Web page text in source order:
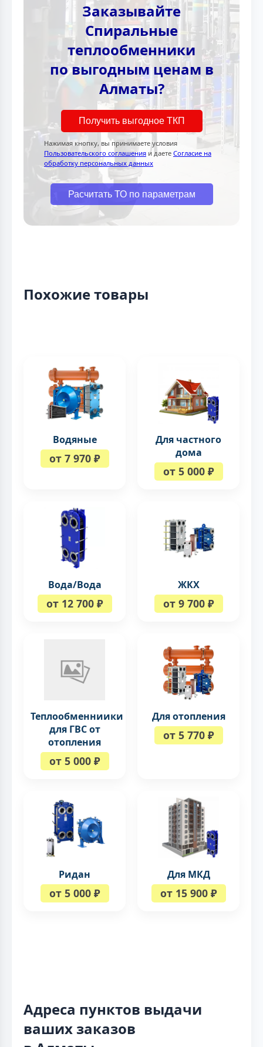
Заказывайте
Спиральные
теплообменники
по выгодным ценам в
Алматы?
Получить выгодное ТКП
Нажимая кнопку, вы принимаете условия
Пользовательского соглашения и даете Согласие на
обработку персональных данных
Расчитать ТО по параметрам
Похожие товары
Водяные
от 7 970 ₽
Для частного
дома
от 5 000 ₽
Вода/Вода
от 12 700 ₽
ЖКХ
от 9 700 ₽
Теплообменниики
для ГВС от
отопления
от 5 000 ₽
Для отопления
от 5 770 ₽
Ридан
от 5 000 ₽
Для МКД
от 15 900 ₽
Адреса пунктов выдачи
ваших заказов